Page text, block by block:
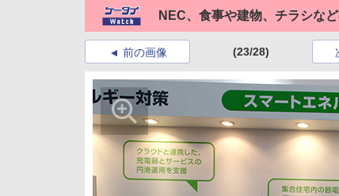
NEC、食事や建物、チラシな
前の画像 (23/28)